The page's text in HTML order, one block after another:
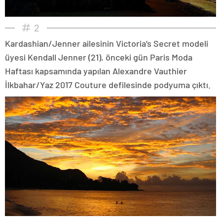
2
Kardashian/Jenner ailesinin Victoria’s Secret modeli
üyesi Kendall Jenner (21), önceki gün Paris Moda
Haftası kapsamında yapılan Alexandre Vauthier
İlkbahar/Yaz 2017 Couture defilesinde podyuma çıktı.